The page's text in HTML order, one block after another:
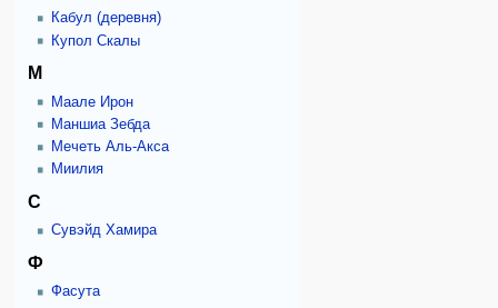
Кабул (деревня)
Купол Скалы
М
Маале Ирон
Маншиа Зебда
Мечеть Аль-Акса
Миилия
С
Сувэйд Хамира
Ф
Фасута